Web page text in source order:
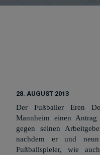
28. AUGUST 2013
Der Fußballer Eren
Mannheim einen
gegen seinen
nachdem er und neun
Fußballspieler, wie